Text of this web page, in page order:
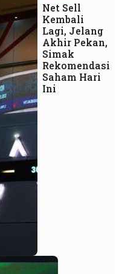
Net Sell
Kembali
Lagi, Jelang
Akhir Pekan,
Simak
Rekomendasi
Saham Hari
Ini